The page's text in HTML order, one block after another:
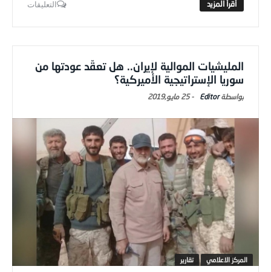
التعليقات
المليشيات الموالية لإيران.. هل تعقّد عودتها من
سوريا الإستراتيجية الأميركية؟
Editor
-25 مايو,2019
المركز الاعلامي تقارير